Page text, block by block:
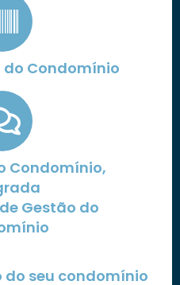
do Condomínio
Condomínio,
Gestão do
do seu condomínio